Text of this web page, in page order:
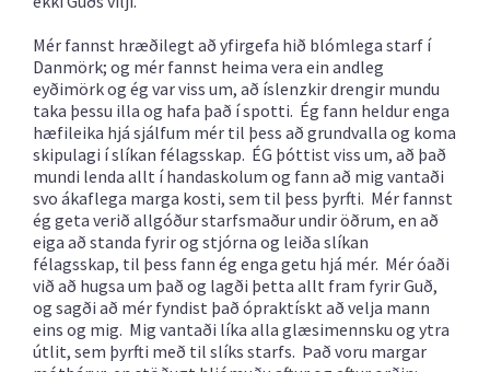
Mér fannst hræðilegt að yfirgefa hið blómlega starf í
Danmörk; og mér fannst heima vera ein andleg
eyðimörk og ég var viss um, að íslenzkir drengir mundu
taka þessu illa og hafa það í spotti. Ég fann heldur enga
hæfileika hjá sjálfum mér til þess að grundvalla og koma
skipulagi í slíkan félagsskap. ÉG þóttist viss um, að það
mundi lenda allt í handaskolum og fann að mig vantaði
svo ákaflega marga kosti, sem til þess þyrfti. Mér fannst
ég geta verið allgóður starfsmaður undir öðrum, en að
eiga að standa fyrir og stjórna og leiða slíkan
félagsskap, til þess fann ég enga getu hjá mér. Mér óaði
við að hugsa um það og lagði þetta allt fram fyrir Guð,
og sagði að mér fyndist það ópraktískt að velja mann
eins og mig. Mig vantaði líka alla glæsimennsku og ytra
útlit, sem þyrfti með til slíks starfs. Það voru margar